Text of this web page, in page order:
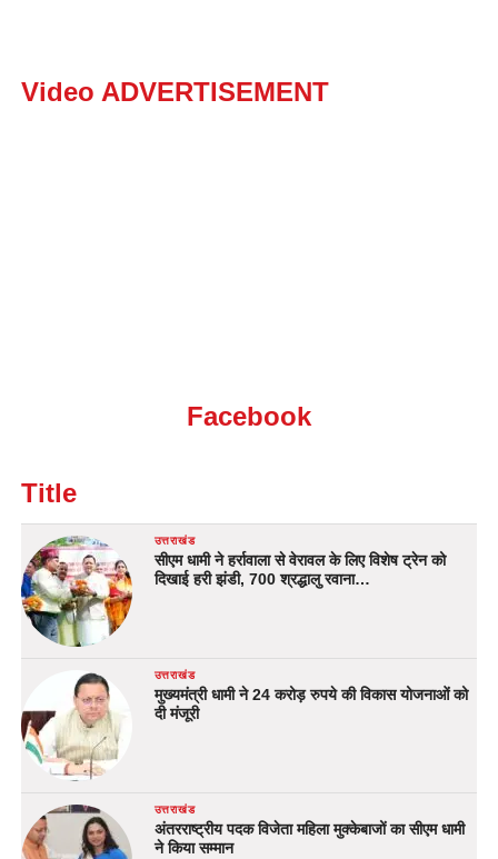
Video ADVERTISEMENT
Facebook
Title
उत्तराखंड
सीएम धामी ने हर्रावाला से वेरावल के लिए विशेष ट्रेन को
दिखाई हरी झंडी, 700 श्रद्धालु रवाना…
उत्तराखंड
मुख्यमंत्री धामी ने 24 करोड़ रुपये की विकास योजनाओं को
दी मंजूरी
उत्तराखंड
अंतरराष्ट्रीय पदक विजेता महिला मुक्केबाजों का सीएम धामी
ने किया सम्मान